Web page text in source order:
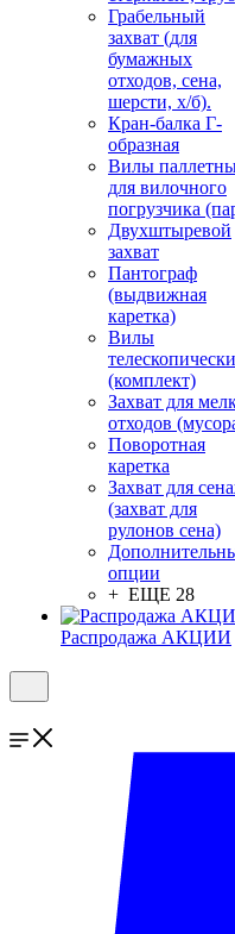
Грабельный
захват (для
бумажных
отходов, сена,
шерсти, х/б).
Кран-балка Г-
образная
Вилы
для вилочного
погрузчика
Двухштыревой
захват
Пантограф
(выдвижная
каретка)
Вилы
(комплект)
Захват для
отходов
Поворотная
каретка
Захват для
(захват для
рулонов сена)
опции
+ ЕЩЕ 28
Распродажа АКЦИИ